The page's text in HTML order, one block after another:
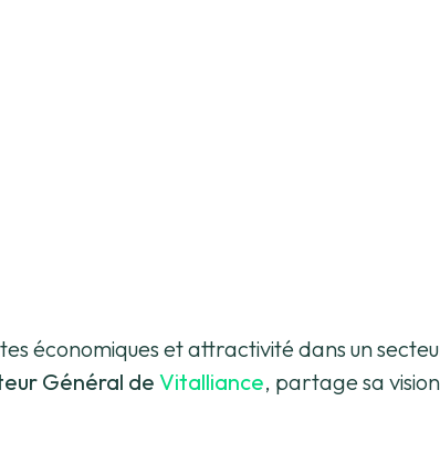
économiques et attractivité dans un
Général de Vitalliance, partage sa